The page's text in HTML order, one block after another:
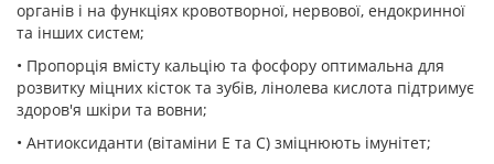
органів і на функціях кровотворної, нервової, ендокринної
та інших систем;
• Пропорція вмісту кальцію та фосфору оптимальна для
розвитку міцних кісток та зубів, лінолева кислота підтримує
здоров'я шкіри та вовни;
• Антиоксиданти (вітаміни Е та С) зміцнюють імунітет;